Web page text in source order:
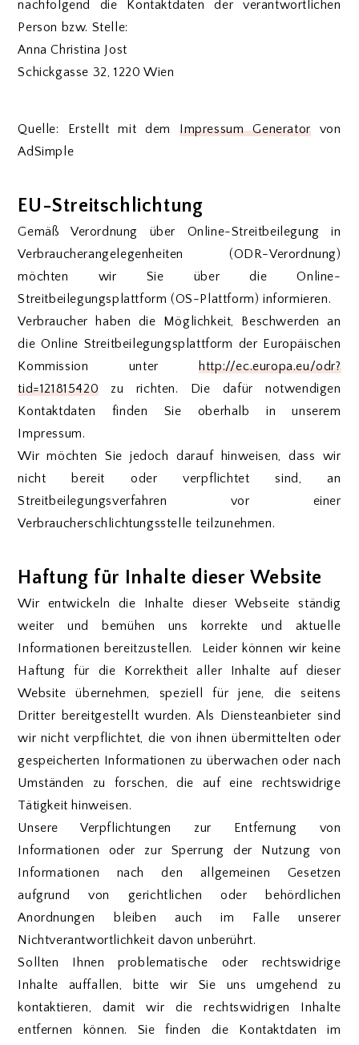
nachfolgend die Kontaktdaten der verantwortlichen
Person bzw. Stelle:
Anna Christina Jost
Schickgasse 32, 1220 Wien
Quelle: Erstellt mit dem Impressum Generatorvon
AdSimple
EU-Streitschlichtung
Gemäß Verordnung über Online-Streitbeilegung in
Verbraucherangelegenheiten (ODR-Verordnung)
möchten wir Sie über die Online-
Streitbeilegungsplattform (OS-Plattform) informieren.
Verbraucher haben die Möglichkeit, Beschwerden an
die Online Streitbeilegungsplattform der Europäischen
Kommission unterhttp://ec.europa.eu/odr?
tid=121815420 zu richten. Die dafür notwendigen
Kontaktdaten finden Sie oberhalb in unserem
Impressum.
Wir möchten Sie jedoch darauf hinweisen, dass wir
nicht bereit oder verpflichtet sind, an
Streitbeilegungsverfahren vor einer
Verbraucherschlichtungsstelle teilzunehmen.
Haftung für Inhalte dieser Website
Wir entwickeln die Inhalte dieser Webseite ständig
weiter und bemühen uns korrekte und aktuelle
Informationen bereitzustellen. Leider können wir keine
Haftung für die Korrektheit aller Inhalte auf dieser
Website übernehmen, speziell für jene, die seitens
Dritter bereitgestellt wurden. Als Diensteanbieter sind
wir nicht verpflichtet, die von ihnen übermittelten oder
gespeicherten Informationen zu überwachen oder nach
Umständen zu forschen, die auf eine rechtswidrige
Tätigkeit hinweisen.
Unsere Verpflichtungen zur Entfernung von
Informationen oder zur Sperrung der Nutzung von
Informationen nach den allgemeinen Gesetzen
aufgrund von gerichtlichen oder behördlichen
Anordnungen bleiben auch im Falle unserer
Nichtverantwortlichkeit davon unberührt.
Sollten Ihnen problematische oder rechtswidrige
Inhalte auffallen, bitte wir Sie uns umgehend zu
kontaktieren, damit wir die rechtswidrigen Inhalte
entfernen können. Sie finden die Kontaktdaten im